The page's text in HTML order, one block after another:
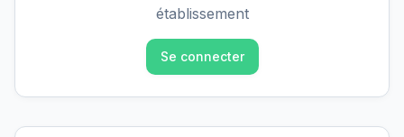
établissement
Se connecter